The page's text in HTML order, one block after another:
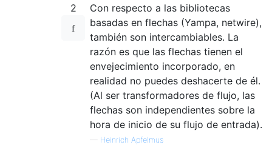
2
Con respecto a las bibliotecas
basadas en flechas (Yampa, netwire),
también son intercambiables. La
razón es que las flechas tienen el
envejecimiento incorporado, en
realidad no puedes deshacerte de él.
(Al ser transformadores de flujo, las
flechas son independientes sobre la
hora de inicio de su flujo de entrada).
— Heinrich Apfelmus